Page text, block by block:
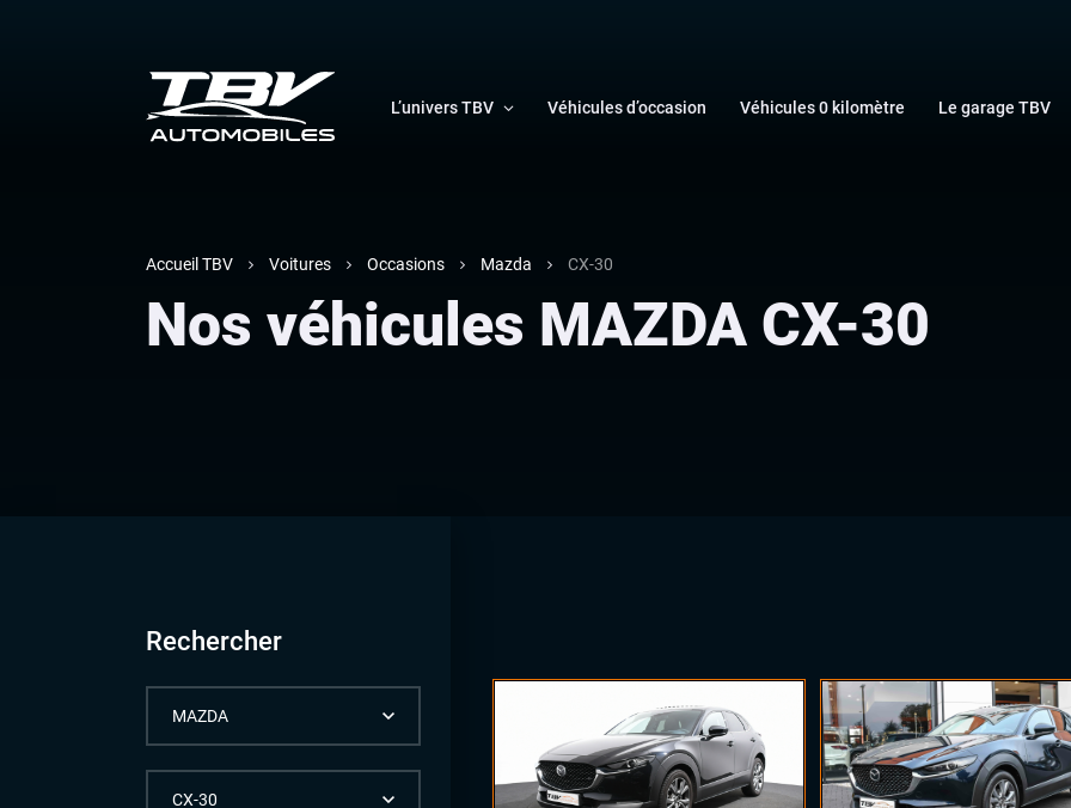
L’univers TBV Véhicules d’occasion Véhicules 0 kilomètre Le garage TBV
Accueil TBV Voitures Occasions Mazda CX-30
Nos véhicules MAZDA CX-30
Rechercher